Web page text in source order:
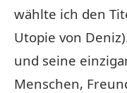
wählte ich den
Utopie von
und seine
Menschen,